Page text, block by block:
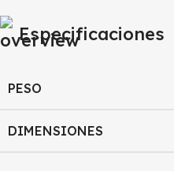
Especificaciones
PESO
DIMENSIONES